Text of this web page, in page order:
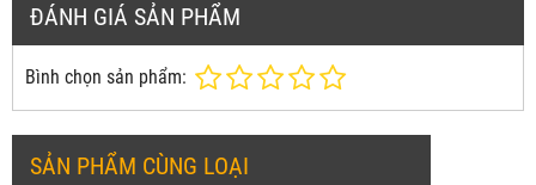
ĐÁNH GIÁ SẢN PHẨM
Bình chọn sản phẩm:
SẢN PHẨM CÙNG LOẠI